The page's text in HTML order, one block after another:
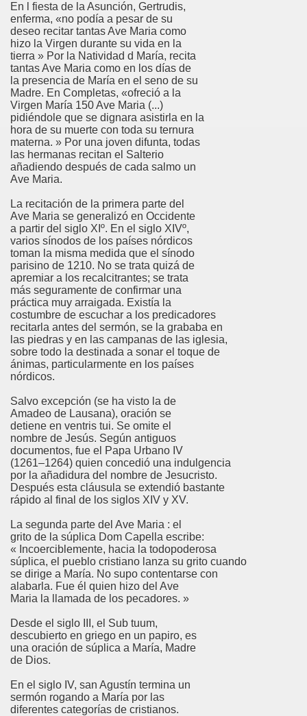
En l fiesta de la Asunción, Gertrudis,
enferma, «no podía a pesar de su
deseo recitar tantas Ave Maria como
hizo la Virgen durante su vida en la
tierra » Por la Natividad d María, recita
tantas Ave Maria como en los días de
la presencia de María en el seno de su
Madre. En Completas, «ofreció a la
Virgen María 150 Ave Maria (...)
pidiéndole que se dignara asistirla en la
hora de su muerte con toda su ternura
materna. » Por una joven difunta, todas
las hermanas recitan el Salterio
añadiendo después de cada salmo un
Ave Maria.
La recitación de la primera parte del
Ave Maria se generalizó en Occidente
a partir del siglo XIº. En el siglo XIVº,
varios sínodos de los países nórdicos
toman la misma medida que el sínodo
parisino de 1210. No se trata quizá de
apremiar a los recalcitrantes; se trata
más seguramente de confirmar una
práctica muy arraigada. Existía la
costumbre de escuchar a los predicadores
recitarla antes del sermón, se la grababa en
las piedras y en las campanas de las iglesia,
sobre todo la destinada a sonar el toque de
ánimas, particularmente en los países
nórdicos.
Salvo excepción (se ha visto la de
Amadeo de Lausana), oración se
detiene en ventris tui. Se omite el
nombre de Jesús. Según antiguos
documentos, fue el Papa Urbano IV
(1261–1264) quien concedió una indulgencia
por la añadidura del nombre de Jesucristo.
Después esta cláusula se extendió bastante
rápido al final de los siglos XIV y XV.
La segunda parte del Ave Maria : el
grito de la súplica Dom Capella escribe:
« Incoerciblemente, hacia la todopoderosa
súplica, el pueblo cristiano lanza su grito cuando
se dirige a María. No supo contentarse con
alabarla. Fue él quien hizo del Ave
Maria la llamada de los pecadores. »
Desde el siglo III, el Sub tuum,
descubierto en griego en un papiro, es
una oración de súplica a María, Madre
de Dios.
En el siglo IV, san Agustín termina un
sermón rogando a María por las
diferentes categorías de cristianos.